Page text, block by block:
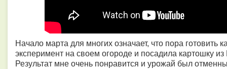
Начало марта для многих означает, что пора готовить
эксперимент на своем огороде и посадила картошку
Результат мне очень понравится и урожай был